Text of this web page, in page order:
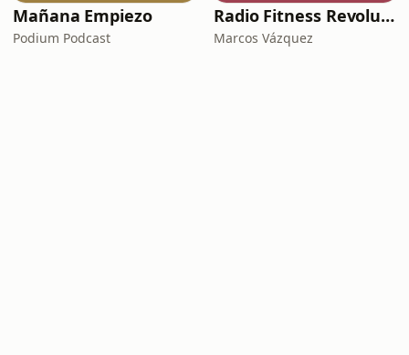
Mañana Empiezo
Podium Podcast
Radio Fitness Revolucionario
Marcos Vázquez